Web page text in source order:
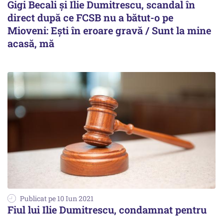
Gigi Becali şi Ilie Dumitrescu, scandal în
direct după ce FCSB nu a bătut-o pe
Mioveni: Eşti în eroare gravă / Sunt la mine
acasă, mă
Publicat pe 10 Iun 2021
Fiul lui Ilie Dumitrescu, condamnat pentru